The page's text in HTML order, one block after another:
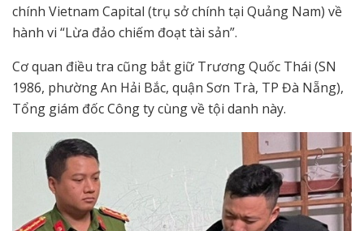
chính Vietnam Capital (trụ sở chính tại Quảng Nam) về
hành vi “Lừa đảo chiếm đoạt tài sản”.
Cơ quan điều tra cũng bắt giữ Trương Quốc Thái (SN
1986, phường An Hải Bắc, quận Sơn Trà, TP Đà Nẵng),
Tổng giám đốc Công ty cùng về tội danh này.